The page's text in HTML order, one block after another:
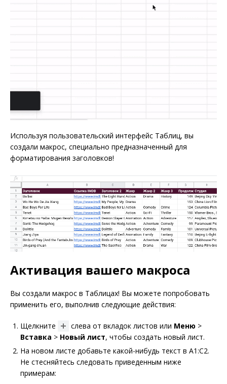
Используя пользовательский интерфейс Таблиц, вы
создали макрос, специально предназначенный для
форматирования заголовков!
Активация вашего макроса
Вы создали макрос в Таблицах! Вы можете попробовать
применить его, выполнив следующие действия:
Щелкните слева от вкладок листов или Меню >
Вставка > Новый лист, чтобы создать новый лист.
На новом листе добавьте какой-нибудь текст в A1:C2.
Не стесняйтесь следовать приведенным ниже
примерам: